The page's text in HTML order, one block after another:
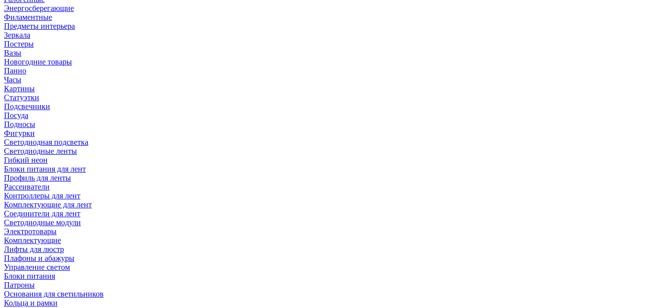
Энергосберегающие
Филаментные
Предметы интерьера
Зеркала
Постеры
Вазы
Новогодние товары
Панно
Часы
Картины
Статуэтки
Подсвечники
Посуда
Подносы
Фигурки
Светодиодная подсветка
Светодиодные ленты
Гибкий неон
Блоки питания для лент
Профиль для ленты
Рассеиватели
Контроллеры для лент
Комплектующие для лент
Соединители для лент
Светодиодные модули
Электротовары
Комплектующие
Лифты для люстр
Плафоны и абажуры
Управление светом
Блоки питания
Патроны
Основания для светильников
Кольца и рамки